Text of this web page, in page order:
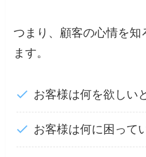
つまり、顧客の心情を知
ます。
お客様は何を欲しい
お客様は何に困って